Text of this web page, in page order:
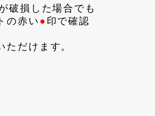
破損した場合でも
の赤い ● 印で確認
だけます。